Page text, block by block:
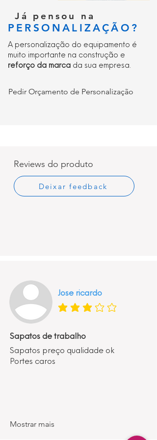
Já pensou na
PERSONALIZAÇÃO?
A personalização do equipamento é
muito importante na construção e
reforço da marca da sua empresa.
Pedir Orçamento de Personalização
Reviews do produto
Deixar feedback
Jose ricardo
classificação média é 3 de 5
Sapatos de trabalho
Sapatos preço qualidade ok
Portes caros
Mostrar mais